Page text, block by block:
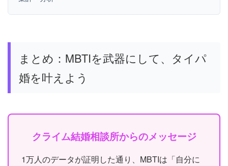
まとめ：MBTIを武器にして、タイパ
婚を叶えよう
クライム結婚相談所からのメッセージ
1万人のデータが証明した通り、MBTIは「自分に